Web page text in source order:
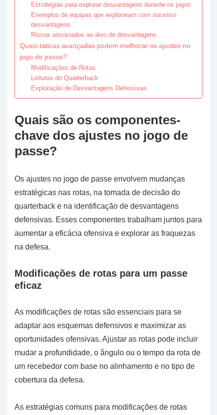
Estratégias para explorar desvantagens durante os jogos
Exemplos de equipas que exploraram com sucesso
desvantagens
Riscos associados ao alvo de desvantagens
Quais táticas avançadas podem melhorar os ajustes no
jogo de passe?
Modificações de Rotas
Leituras do Quarterback
Exploração de Desvantagens Defensivas
Quais são os componentes-
chave dos ajustes no jogo de
passe?
Os ajustes no jogo de passe envolvem mudanças
estratégicas nas rotas, na tomada de decisão do
quarterback e na identificação de desvantagens
defensivas. Esses componentes trabalham juntos para
aumentar a eficácia ofensiva e explorar as fraquezas
na defesa.
Modificações de rotas para um passe
eficaz
As modificações de rotas são essenciais para se
adaptar aos esquemas defensivos e maximizar as
oportunidades ofensivas. Ajustar as rotas pode incluir
mudar a profundidade, o ângulo ou o tempo da rota de
um recebedor com base no alinhamento e no tipo de
cobertura da defesa.
As estratégias comuns para modificações de rotas